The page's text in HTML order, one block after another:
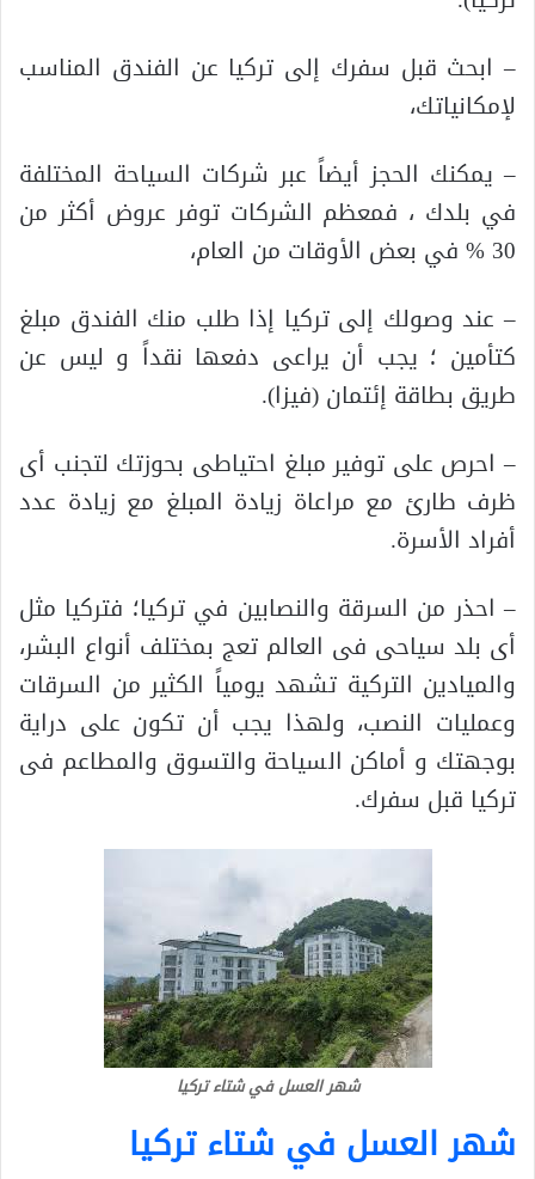
– ابحث قبل سفرك إلى تركيا عن الفندق المناسب
لإمكانياتك،
– يمكنك الحجز أيضاً عبر شركات السياحة المختلفة
في بلدك ، فمعظم الشركات توفر عروض أكثر من
30 % في بعض الأوقات من العام،
– عند وصولك إلى تركيا إذا طلب منك الفندق مبلغ
كتأمين ؛ يجب أن يراعى دفعها نقداً و ليس عن
طريق بطاقة إئتمان (فيزا).
– احرص على توفير مبلغ احتياطى بحوزتك لتجنب أى
ظرف طارئ مع مراعاة زيادة المبلغ مع زيادة عدد
أفراد الأسرة.
– احذر من السرقة والنصابين في تركيا؛ فتركيا مثل
أى بلد سياحى فى العالم تعج بمختلف أنواع البشر،
والميادين التركية تشهد يومياً الكثير من السرقات
وعمليات النصب، ولهذا يجب أن تكون على دراية
بوجهتك و أماكن السياحة والتسوق والمطاعم فى
تركيا قبل سفرك.
شهر العسل في شتاء تركيا
شهر العسل في شتاء تركيا